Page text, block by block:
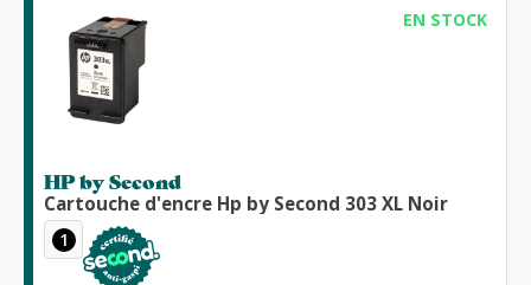
EN STOCK
HP by Second
Cartouche d'encre Hp by Second 303 XL Noir
1